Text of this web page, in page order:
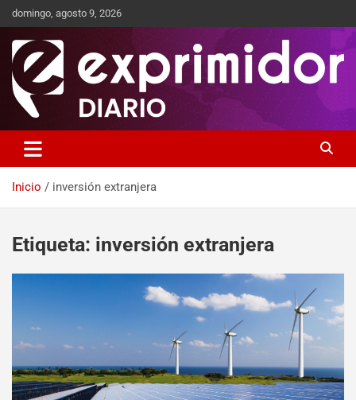
domingo, agosto 9, 2026
Exprimidor media
Inicio inversión extranjera
Etiqueta: inversión extranjera